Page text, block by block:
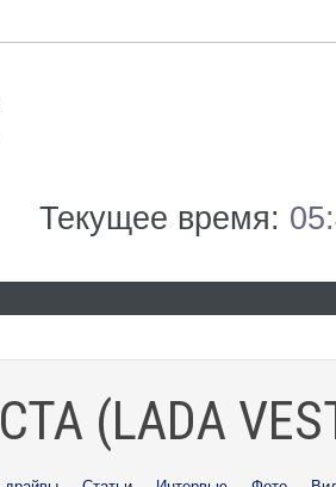
Текущее время:
(LADA